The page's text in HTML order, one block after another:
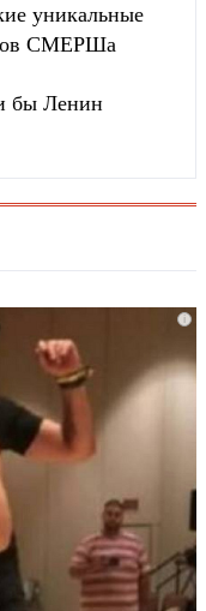
уникальные
СМЕРШа
бы Ленин
i